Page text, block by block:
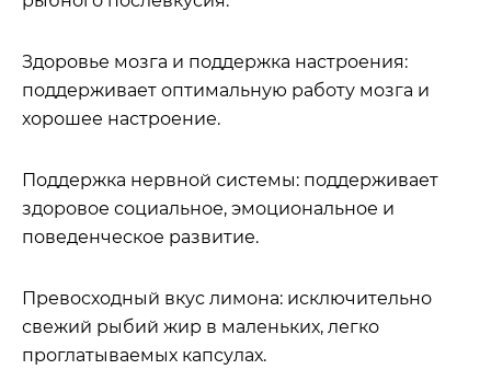
Здоровье мозга и поддержка настроения:
поддерживает оптимальную работу мозга и
хорошее настроение.
Поддержка нервной системы: поддерживает
здоровое социальное, эмоциональное и
поведенческое развитие.
Превосходный вкус лимона: исключительно
свежий рыбий жир в маленьких, легко
проглатываемых капсулах.